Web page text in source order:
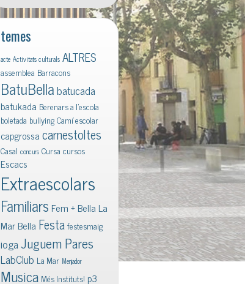
temes
acte Activitats culturals ALTRES
assemblea Barracons
BatuBellabatucada
batukada Berenars a l'escola
boletada bullyingCamí escolar
capgrossacarnestoltes
Casal concurs Cursa cursos
Escacs
Extraescolars
Familiars Fem + Bella La
Mar Bella Festafestesmaig
iogaJuguem Pares
LabClub La Mar Menjador
Musica Més Instituts! p3